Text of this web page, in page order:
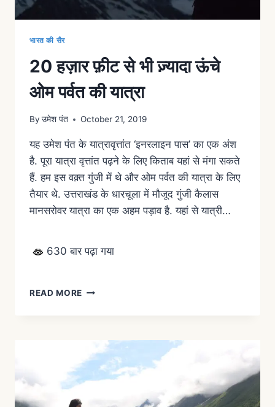
भारत की सैर
20 हज़ार फ़ीट से भी ज़्यादा ऊंचे
ओम पर्वत की यात्रा
By उमेश पंत October 21, 2019
यह उमेश पंत के यात्रावृत्तांत ‘इनरलाइन पास’ का एक अंश
है. पूरा यात्रा वृत्तांत पढ़ने के लिए किताब यहां से मंगा सकते
हैं. हम इस वक़्त गुंजी में थे और ओम पर्वत की यात्रा के लिए
तैयार थे. उत्तराखंड के धारचूला में मौजूद गुंजी कैलास
मानसरोवर यात्रा का एक अहम पड़ाव है. यहां से यात्री…
630 बार पढ़ा गया
READ MORE